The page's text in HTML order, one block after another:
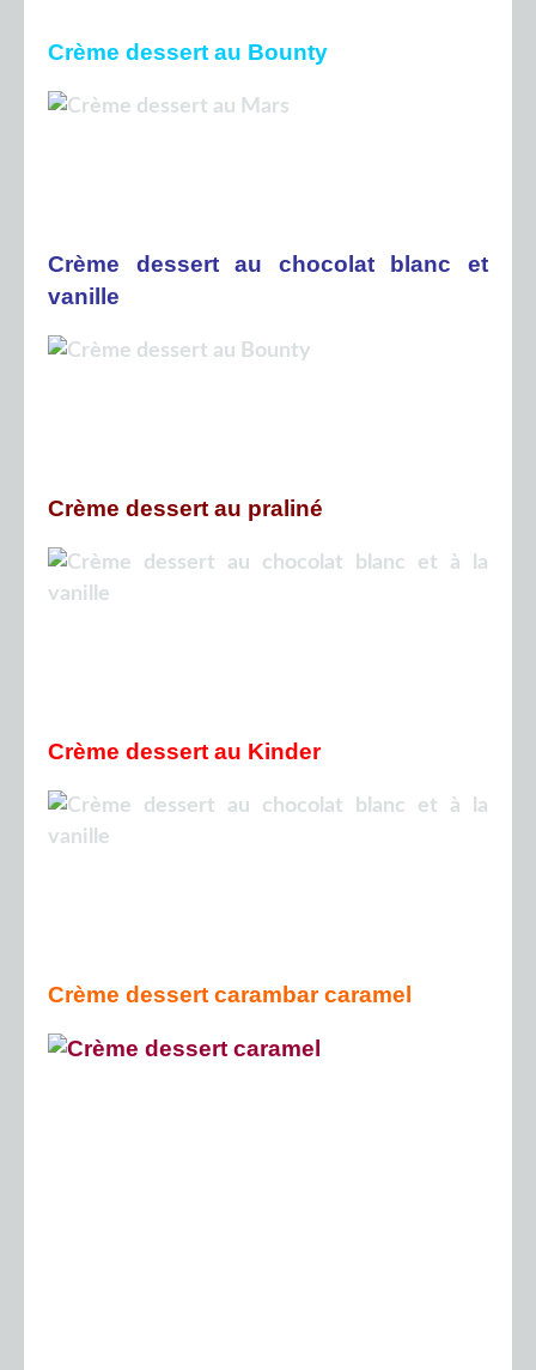
Crème dessert au Bounty
Crème dessert au chocolat blanc et
vanille
Crème dessert au praliné
Crème dessert au Kinder
Crème dessert carambarcaramel